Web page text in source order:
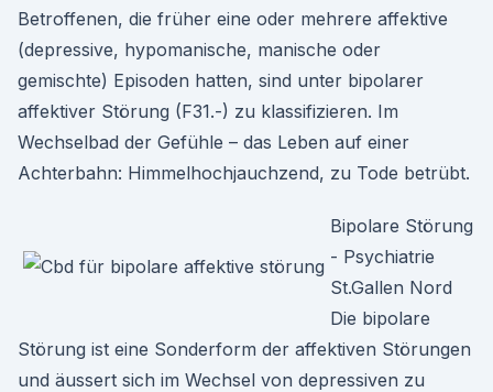
Betroffenen, die früher eine oder mehrere affektive
(depressive, hypomanische, manische oder
gemischte) Episoden hatten, sind unter bipolarer
affektiver Störung (F31.-) zu klassifizieren. Im
Wechselbad der Gefühle – das Leben auf einer
Achterbahn: Himmelhochjauchzend, zu Tode betrübt.
Bipolare Störung
- Psychiatrie
St.Gallen Nord
Die bipolare
Störung ist eine Sonderform der affektiven Störungen
und äussert sich im Wechsel von depressiven zu